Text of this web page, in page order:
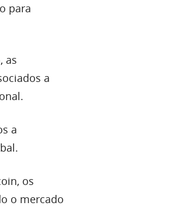
para
as
a
a
os
o mercado